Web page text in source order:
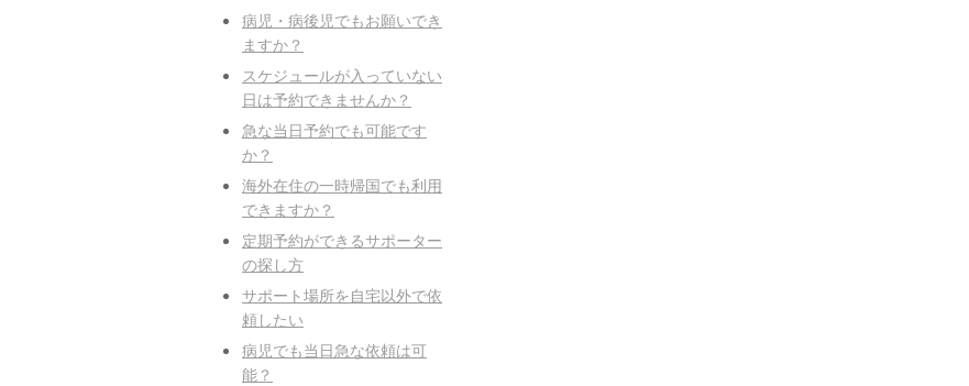
病児・病後児でもお願いでき
ますか？
スケジュールが入っていない
日は予約できませんか？
急な当日予約でも可能です
か？
海外在住の一時帰国でも利用
できますか？
定期予約ができるサポーター
の探し方
サポート場所を自宅以外で依
頼したい
病児でも当日急な依頼は可
能？